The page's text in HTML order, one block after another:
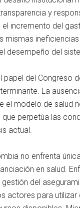
y
el incremento del
mismas
desempeño del
papel del Congreso
La
el modelo de salud
perpetúa las
actual.
no enfrenta
en salud.
gestión del
actores para utilizar